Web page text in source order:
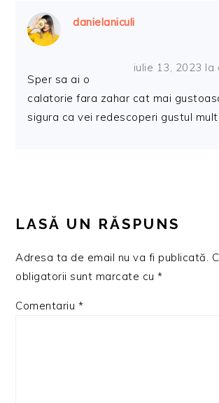
danielaniculi
iulie 13, 2023 la
Sper sa ai o
calatorie fara zahar cat mai
sigura ca vei redescoperi gustul
LASĂ UN RĂSPUNS
Adresa ta de email nu va fi publicată.
obligatorii sunt marcate cu*
Comentariu *